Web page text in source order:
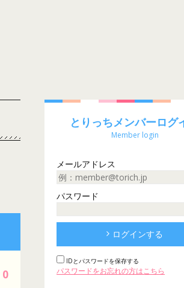
0
とりっちメンバーログ
Member login
メールアドレス
パスワード
ログインする
IDとパスワードを保存する
パスワードをお忘れの方はこちら